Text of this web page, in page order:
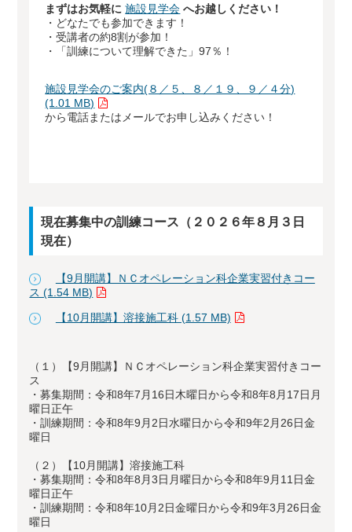
まずはお気軽に 施設見学会 へお越しください！
・どなたでも参加できます！
・受講者の約8割が参加！
・「訓練について理解できた」97％！
施設見学会のご案内(８／５、８／１９、９／４分)
(1.01 MB)
から電話またはメールでお申し込みください！
現在募集中の訓練コース（２０２６年８月３日
現在）
【9月開講】ＮＣオペレーション科企業実習付きコー
ス (1.54 MB)
【10月開講】溶接施工科 (1.57 MB)
（１）【9月開講】ＮＣオペレーション科企業実習付きコー
ス
・募集期間：令和8年7月16日木曜日から令和8年8月17日月
曜日正午
・訓練期間：令和8年9月2日水曜日から令和9年2月26日金
曜日
（２）【10月開講】溶接施工科
・募集期間：令和8年8月3日月曜日から令和8年9月11日金
曜日正午
・訓練期間：令和8年10月2日金曜日から令和9年3月26日金
曜日